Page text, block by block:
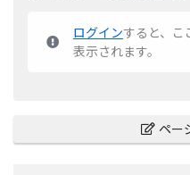
ログインすると、こ
表示されます。
ペー